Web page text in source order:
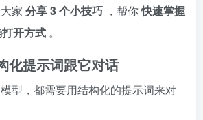
家 分享3个小技巧 ，帮你快速掌握
开方式 。
化提示词跟它对话
型，都需要用结构化的提示词来对